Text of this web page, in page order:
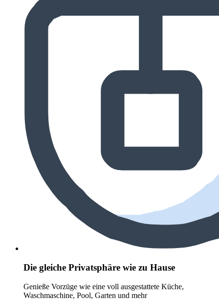
Die gleiche Privatsphäre wie zu Hause
Genieße Vorzüge wie eine voll ausgestattete Küche,
Waschmaschine, Pool, Garten und mehr